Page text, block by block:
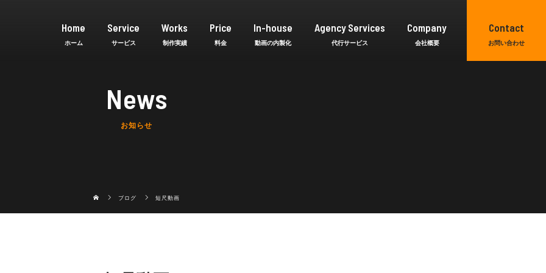
Home Service Works Price In-house Agency Services Company Contact
News
お知らせ
ブログ 短尺動画